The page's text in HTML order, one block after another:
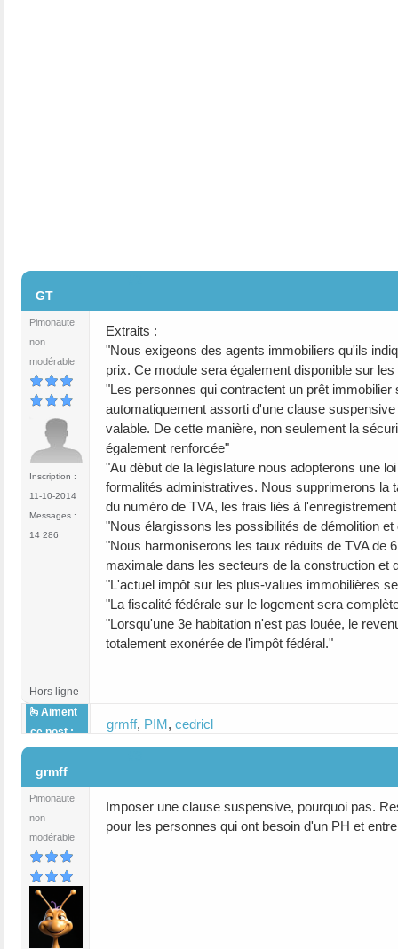
GT
Pimonaute
non
modérable
Inscription :
11-10-2014
Messages :
14 286
Extraits :
"Nous exigeons des agents immobiliers qu'ils
prix. Ce module sera également disponible sur
"Les personnes qui contractent un prêt
automatiquement assorti d'une clause
valable. De cette manière, non seulement la
également renforcée"
"Au début de la législature nous adopterons une
formalités administratives. Nous supprimerons la
du numéro de TVA, les frais liés à
"Nous élargissons les possibilités de démolition
"Nous harmoniserons les taux réduits de TVA de
maximale dans les secteurs de la construction et
"L'actuel impôt sur les plus-values immobilières
"La fiscalité fédérale sur le logement sera
"Lorsqu'une 3e habitation n'est pas louée, le
totalement exonérée de l'impôt fédéral."
Hors ligne
Aiment
ce post :
grmff, PIM, cedricl
grmff
Pimonaute
non
modérable
Imposer une clause suspensive, pourquoi pas.
pour les personnes qui ont besoin d'un PH et